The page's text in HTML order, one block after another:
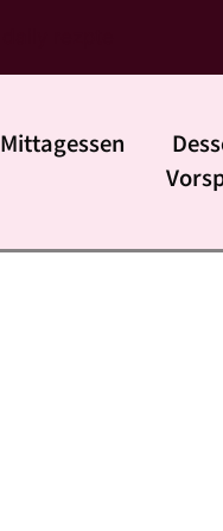
Mittagessen